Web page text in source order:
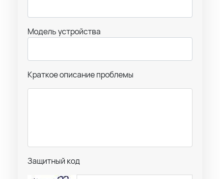
Модель устройства
Краткое описание проблемы
Защитный код